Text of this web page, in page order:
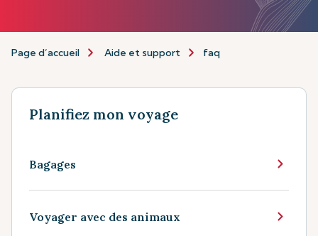
Page d’accueil Aide et support faq
Planifiez mon voyage
Bagages
Voyager avec des animaux